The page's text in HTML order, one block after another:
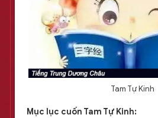
Tam Tự Kinh
Mục lục cuốn Tam Tự Kinh: